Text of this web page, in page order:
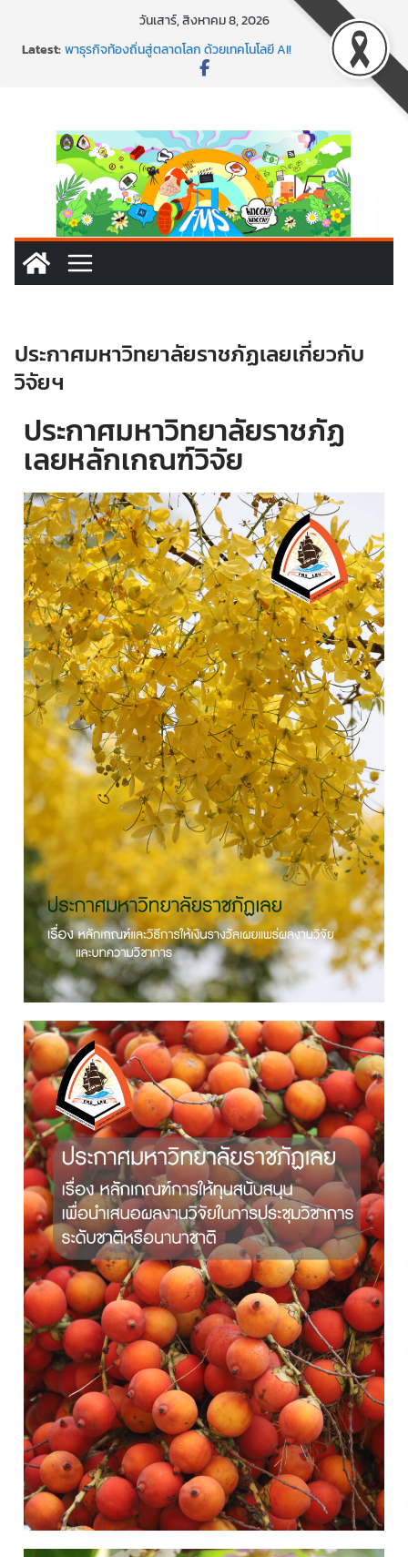
วันเสาร์, สิงหาคม 8, 2026
Latest:พาธุรกิจท้องถิ่นสู่ตลาดโลก ด้วยเทคโนโลยี AI!
SMEs ยุคนี้ ถ้าไม่ใช้ AI ถือว่าพลาดมาก!
พร้อมลุยแล้ว! ปักหมุดโรดแมป AI อัปสกิลธุรกิจให้พุ่งทะยาน
ประกาศมหาวิทยาลัยราชภัฏเลยเกี่ยวกับ
วิจัยฯ
ประกาศมหาวิทยาลัยราชภัฏ
เลยหลักเกณฑ์วิจัย